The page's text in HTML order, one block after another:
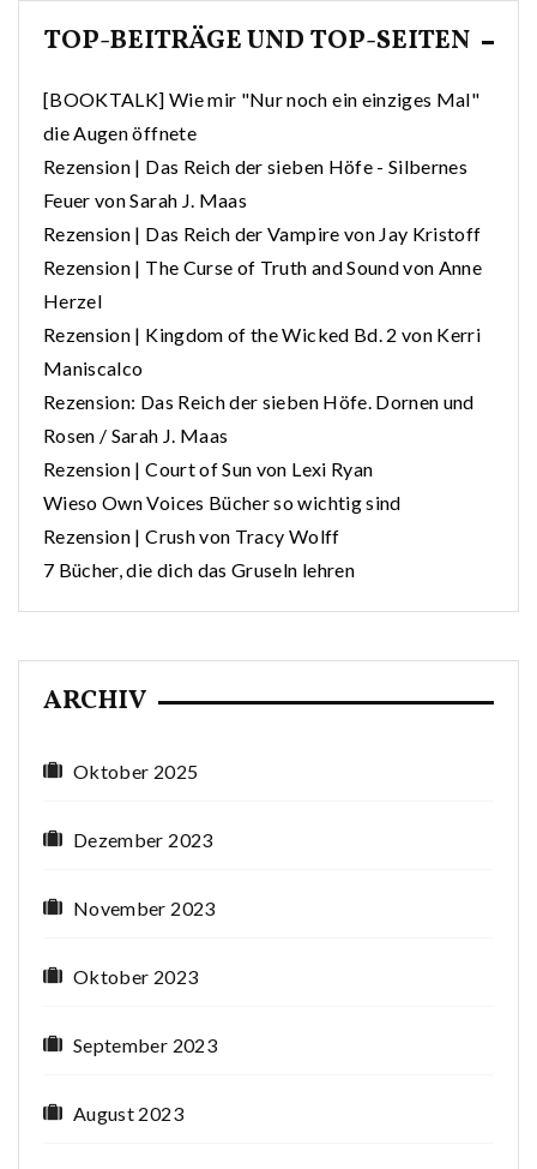
TOP-BEITRÄGE UND TOP-SEITEN
[BOOKTALK] Wie mir "Nur noch ein einziges Mal"
die Augen öffnete
Rezension | Das Reich der sieben Höfe - Silbernes
Feuer von Sarah J. Maas
Rezension | Das Reich der Vampire von Jay Kristoff
Rezension | The Curse of Truth and Sound von Anne
Herzel
Rezension | Kingdom of the Wicked Bd. 2 von Kerri
Maniscalco
Rezension: Das Reich der sieben Höfe. Dornen und
Rosen / Sarah J. Maas
Rezension | Court of Sun von Lexi Ryan
Wieso Own Voices Bücher so wichtig sind
Rezension | Crush von Tracy Wolff
7 Bücher, die dich das Gruseln lehren
ARCHIV
Oktober 2025
Dezember 2023
November 2023
Oktober 2023
September 2023
August 2023